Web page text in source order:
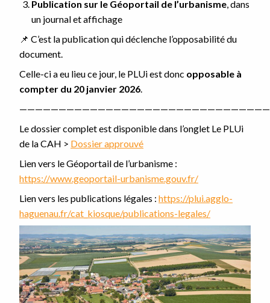
Publication sur le Géoportail de l’urbanisme, dans
un journal et affichage
📌 C’est la publication qui déclenche l’opposabilité du
document.
Celle-ci a eu lieu ce jour, le PLUi est donc opposable à
compter du 20 janvier 2026.
Le dossier complet est disponible dans l’onglet Le PLUi
de la CAH > Dossier approuvé
Lien vers le Géoportail de l’urbanisme :
https://www.geoportail-urbanisme.gouv.fr/
Lien vers les publications légales : https://plui.agglo-
haguenau.fr/cat_kiosque/publications-legales/